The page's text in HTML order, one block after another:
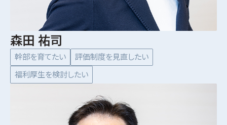
森田 祐司
幹部を育てたい
評価制度を見直したい
福利厚生を検討したい